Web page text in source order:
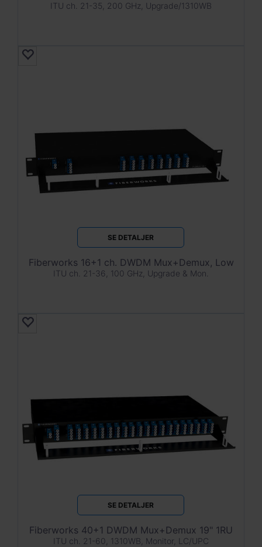
ITU ch. 21-35, 200 GHz, Upgrade/1310WB
SE DETALJER
Fiberworks 16+1 ch. DWDM Mux+Demux, Low
ITU ch. 21-36, 100 GHz, Upgrade & Mon.
SE DETALJER
Fiberworks 40+1 DWDM Mux+Demux 19" 1RU
ITU ch. 21-60, 1310WB, Monitor, LC/UPC